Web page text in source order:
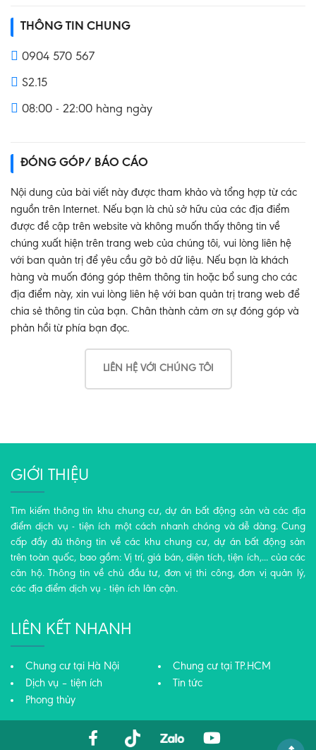
THÔNG TIN CHUNG
0904 570 567
S2.15
08:00 - 22:00 hàng ngày
ĐÓNG GÓP/ BÁO CÁO
Nội dung của bài viết này được tham khảo và tổng hợp từ các
nguồn trên Internet. Nếu bạn là chủ sở hữu của các địa điểm
được đề cập trên website và không muốn thấy thông tin về
chúng xuất hiện trên trang web của chúng tôi, vui lòng liên hệ
với ban quản trị để yêu cầu gỡ bỏ dữ liệu. Nếu bạn là khách
hàng và muốn đóng góp thêm thông tin hoặc bổ sung cho các
địa điểm này, xin vui lòng liên hệ với ban quản trị trang web để
chia sẻ thông tin của bạn. Chân thành cảm ơn sự đóng góp và
phản hồi từ phía bạn đọc.
LIÊN HỆ VỚI CHÚNG TÔI
GIỚI THIỆU
Tìm kiếm thông tin khu chung cư, dự án bất động sản và các địa
điểm dịch vụ - tiện ích một cách nhanh chóng và dễ dàng. Cung
cấp đầy đủ thông tin về các khu chung cư, dự án bất động sản
trên toàn quốc, bao gồm: Vị trí, giá bán, diện tích, tiện ích,... của các
căn hộ. Thông tin về chủ đầu tư, đơn vị thi công, đơn vị quản lý,
các địa điểm dịch vụ - tiện ích lân cận.
LIÊN KẾT NHANH
Chung cư tại Hà Nội
Chung cư tại TP.HCM
Dịch vụ – tiện ích
Tin tức
Phong thủy